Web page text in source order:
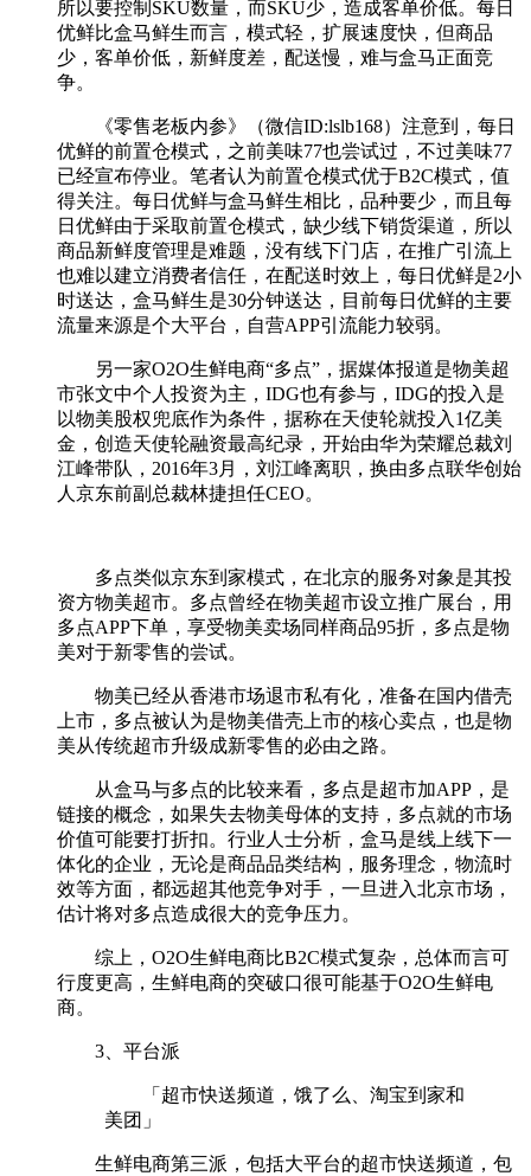
所以要控制SKU数量，而SKU少，造成客单价低。每日
优鲜比盒马鲜生而言，模式轻，扩展速度快，但商品
少，客单价低，新鲜度差，配送慢，难与盒马正面竞
争。
《零售老板内参》（微信ID:lslb168）注意到，每日
优鲜的前置仓模式，之前美味77也尝试过，不过美味77
已经宣布停业。笔者认为前置仓模式优于B2C模式，值
得关注。每日优鲜与盒马鲜生相比，品种要少，而且每
日优鲜由于采取前置仓模式，缺少线下销货渠道，所以
商品新鲜度管理是难题，没有线下门店，在推广引流上
也难以建立消费者信任，在配送时效上，每日优鲜是2小
时送达，盒马鲜生是30分钟送达，目前每日优鲜的主要
流量来源是个大平台，自营APP引流能力较弱。
另一家O2O生鲜电商“多点”，据媒体报道是物美超
市张文中个人投资为主，IDG也有参与，IDG的投入是
以物美股权兜底作为条件，据称在天使轮就投入1亿美
金，创造天使轮融资最高纪录，开始由华为荣耀总裁刘
江峰带队，2016年3月，刘江峰离职，换由多点联华创始
人京东前副总裁林捷担任CEO。
多点类似京东到家模式，在北京的服务对象是其投
资方物美超市。多点曾经在物美超市设立推广展台，用
多点APP下单，享受物美卖场同样商品95折，多点是物
美对于新零售的尝试。
物美已经从香港市场退市私有化，准备在国内借壳
上市，多点被认为是物美借壳上市的核心卖点，也是物
美从传统超市升级成新零售的必由之路。
从盒马与多点的比较来看，多点是超市加APP，是
链接的概念，如果失去物美母体的支持，多点就的市场
价值可能要打折扣。行业人士分析，盒马是线上线下一
体化的企业，无论是商品品类结构，服务理念，物流时
效等方面，都远超其他竞争对手，一旦进入北京市场，
估计将对多点造成很大的竞争压力。
综上，O2O生鲜电商比B2C模式复杂，总体而言可
行度更高，生鲜电商的突破口很可能基于O2O生鲜电
商。
3、平台派
「超市快送频道，饿了么、淘宝到家和
美团」
生鲜电商第三派，包括大平台的超市快送频道，包